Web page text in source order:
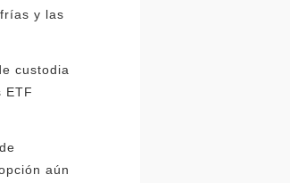
y las
custodia
ETF
aún